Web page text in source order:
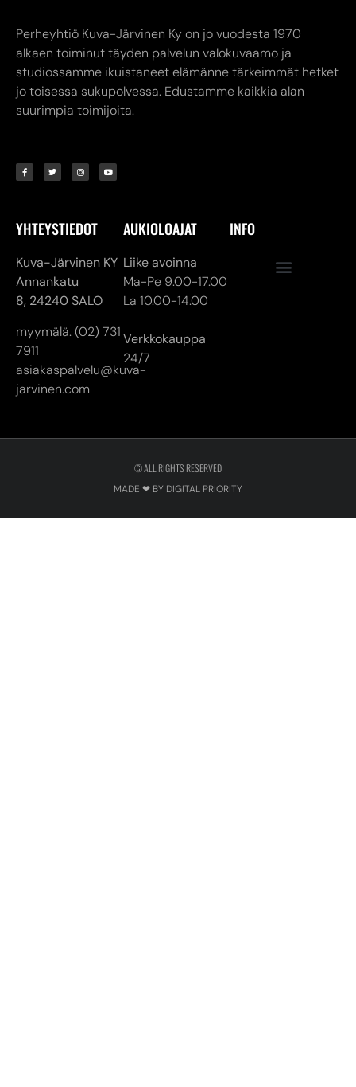
Kuva-Järvinen KY
Annankatu
myymälä. (02) 731
asiakaspalvelu@kuva-
jarvinen.com
Verkkokauppa
24/7
© ALL RIGHTS RESERVED